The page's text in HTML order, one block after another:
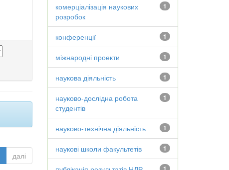
далі
1
комерціалізація наукових
розробок
1
конференції
1
міжнародні проекти
1
наукова діяльність
1
науково-дослідна робота
студентів
1
науково-технічна діяльність
1
наукові школи факультетів